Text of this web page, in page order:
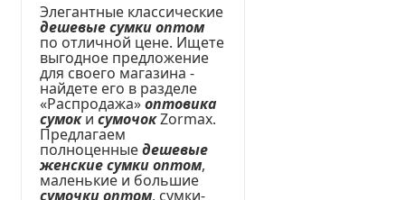
Элегантные классические
дешевые сумки оптом
по отличной цене. Ищете
выгодное предложение
для своего магазина -
найдете его в разделе
«Распродажа»оптовика
сумокисумочокZormax.
Предлагаем
полноценныедешевые
женские сумки оптом,
маленькие и большие
сумочки оптом, сумки-